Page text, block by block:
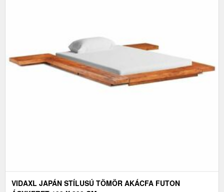
VIDAXL JAPÁN STÍLUSÚ TÖMÖR AKÁCFA FUTON